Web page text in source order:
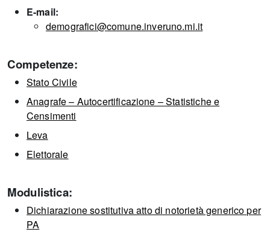
E-mail:
demografici@comune.inveruno.mi.it
Competenze:
Stato Civile
Anagrafe – Autocertificazione – Statistiche e
Censimenti
Leva
Elettorale
Modulistica:
Dichiarazione sostitutiva atto di notorietà generico per
PA